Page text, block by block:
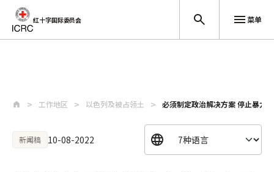
红十字国际委员会 菜单
工作地区 以色列及被占领土 必须制定政治解决方案 停止暴力
新闻稿 10-08-2022